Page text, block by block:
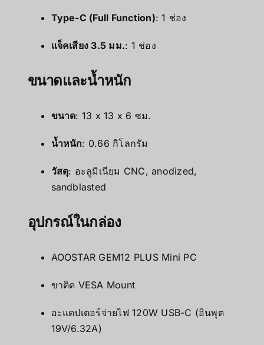
Type-C (Full Function): 1 ช่อง
แจ็คเสียง 3.5 มม.: 1 ช่อง
ขนาดและน้ำหนัก
ขนาด: 13 x 13 x 6 ซม.
น้ำหนัก: 0.66 กิโลกรัม
วัสดุ: อะลูมิเนียม CNC, anodized,
sandblasted
อุปกรณ์ในกล่อง
AOOSTAR GEM12 PLUS Mini PC
ขาติด VESA Mount
อะแดปเตอร์จ่ายไฟ 120W USB-C (อินพุต
19V/6.32A)